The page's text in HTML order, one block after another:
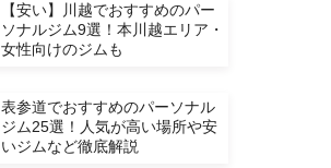
【安い】川越でおすすめのパー
ソナルジム9選！本川越エリア・
女性向けのジムも
表参道でおすすめのパーソナル
ジム25選！人気が高い場所や安
いジムなど徹底解説